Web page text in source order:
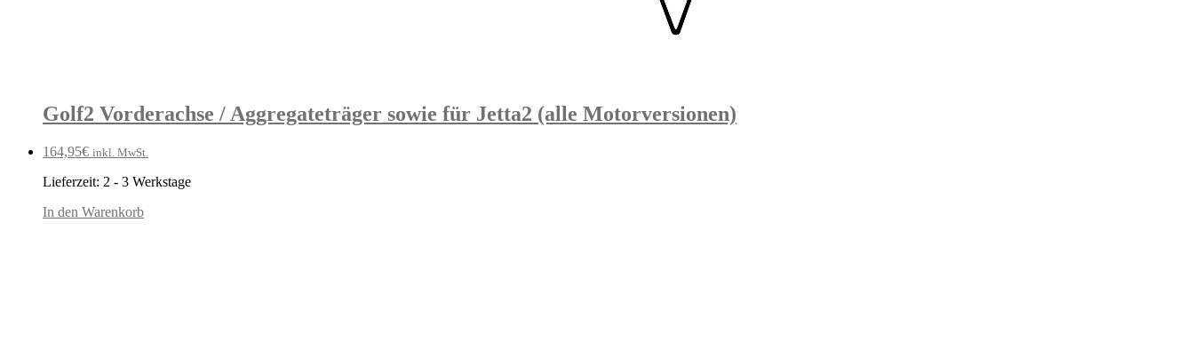
Golf2 Vorderachse / Aggregateträger sowie für Jetta2 (alle Motorversionen)
164,95€ inkl. MwSt.
Lieferzeit: 2 - 3 Werkstage
In den Warenkorb